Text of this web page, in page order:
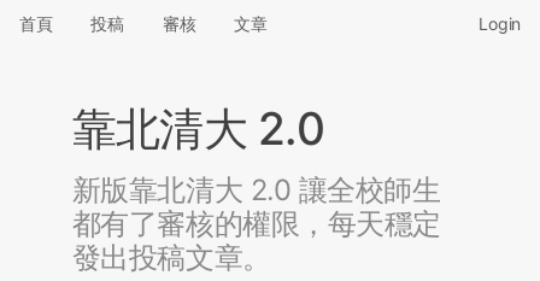
首頁 投稿 審核 文章 Login
靠北清大 2.0
新版靠北清大 2.0 讓全校師生
都有了審核的權限，每天穩定
發出投稿文章。